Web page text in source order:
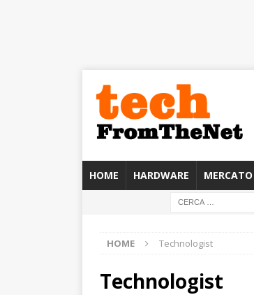
HOME HARDWARE MERCATO
HOME Technologist
Technologist